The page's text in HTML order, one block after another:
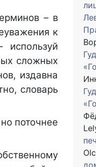
– в
к
сложных
издавна
словарь
поточнее